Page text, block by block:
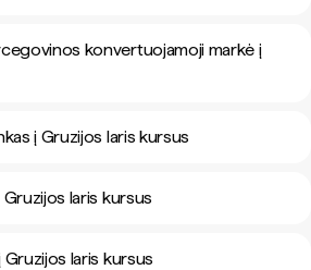
konvertuojamoji markė į
į Gruzijos laris kursus
laris kursus
laris kursus